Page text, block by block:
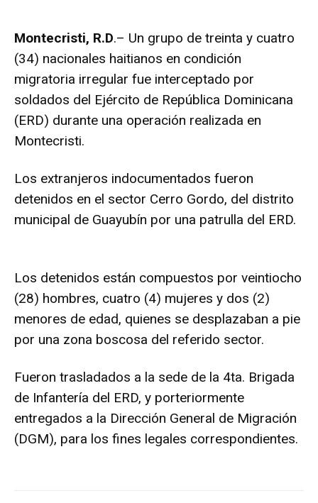
Montecristi, R.D.– Un grupo de treinta y cuatro
(34) nacionales haitianos en condición
migratoria irregular fue interceptado por
soldados del Ejército de República Dominicana
(ERD) durante una operación realizada en
Montecristi.
Los extranjeros indocumentados fueron
detenidos en el sector Cerro Gordo, del distrito
municipal de Guayubín por una patrulla del ERD.
Los detenidos están compuestos por veintiocho
(28) hombres, cuatro (4) mujeres y dos (2)
menores de edad, quienes se desplazaban a pie
por una zona boscosa del referido sector.
Fueron trasladados a la sede de la 4ta. Brigada
de Infantería del ERD, y porteriormente
entregados a la Dirección General de Migración
(DGM), para los fines legales correspondientes.